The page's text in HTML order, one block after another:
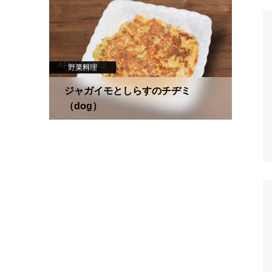
APNA会員限定
犬用
野菜料理
ジャガイモとしらすのチヂミ
（dog）